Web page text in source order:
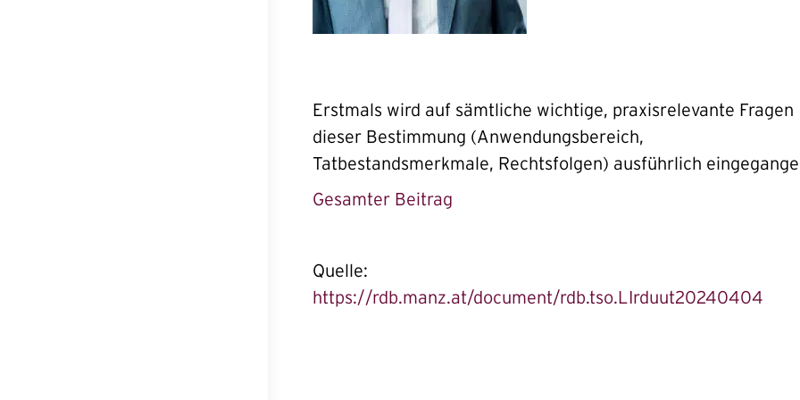
Erstmals wird auf sämtliche wichtige, praxisrelevante Fragen
dieser Bestimmung (Anwendungsbereich,
Tatbestandsmerkmale, Rechtsfolgen) ausführlich
Gesamter Beitrag
Quelle:
https://rdb.manz.at/document/rdb.tso.LIrduut20240404